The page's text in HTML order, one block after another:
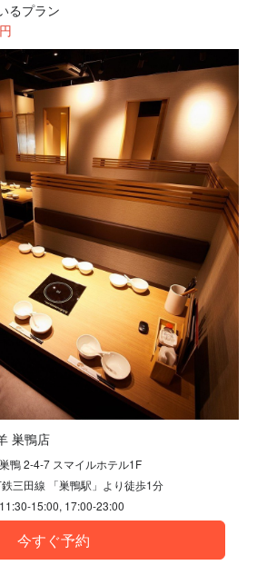
るプラン
巣鴨店
2-4-7 スマイルホテル1F
三田線 「巣鴨駅」より徒歩1分
15:00, 17:00-23:00
今すぐ予約